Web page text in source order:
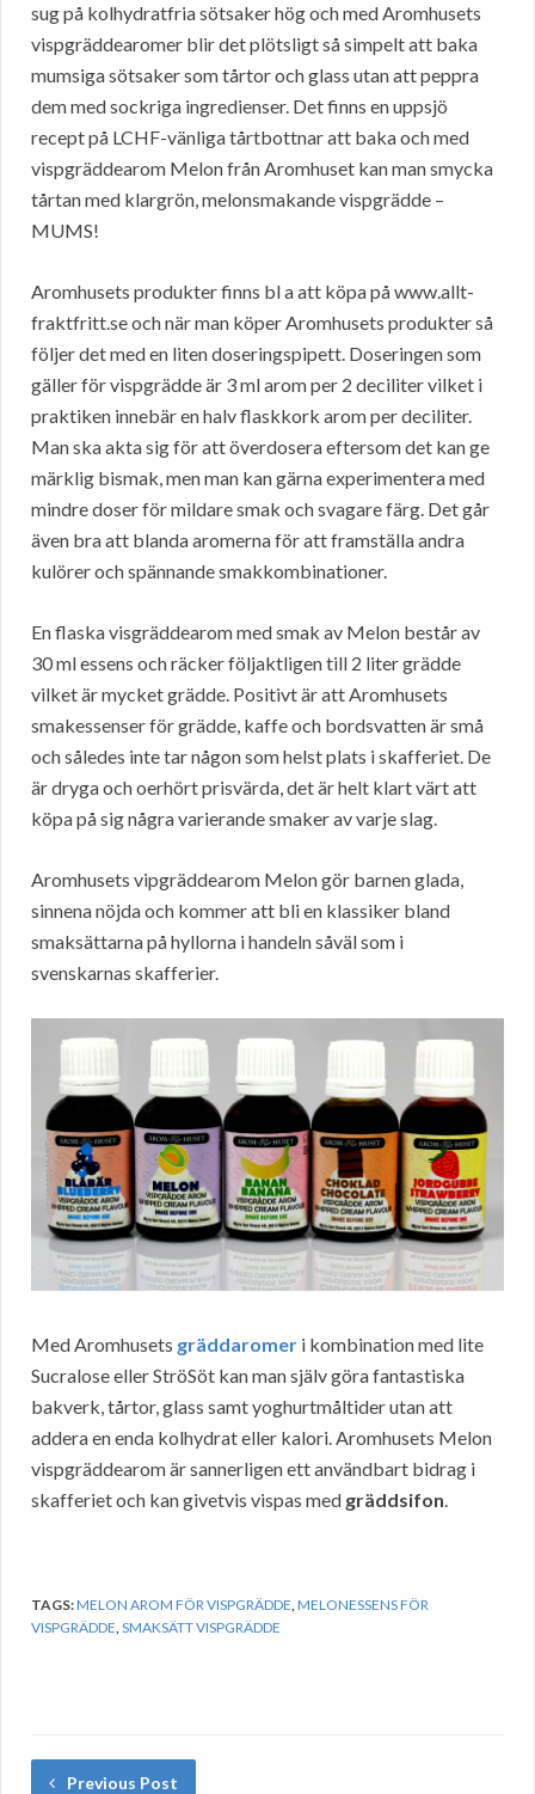
sug på kolhydratfria sötsaker hög och med Aromhusets
vispgräddearomer blir det plötsligt så simpelt att baka
mumsiga sötsaker som tårtor och glass utan att peppra
dem med sockriga ingredienser. Det finns en uppsjö
recept på LCHF-vänliga tårtbottnar att baka och med
vispgräddearom Melon från Aromhuset kan man smycka
tårtan med klargrön, melonsmakande vispgrädde –
MUMS!
Aromhusets produkter finns bl a att köpa på www.allt-
fraktfritt.se och när man köper Aromhusets produkter så
följer det med en liten doseringspipett. Doseringen som
gäller för vispgrädde är 3 ml arom per 2 deciliter vilket i
praktiken innebär en halv flaskkork arom per deciliter.
Man ska akta sig för att överdosera eftersom det kan ge
märklig bismak, men man kan gärna experimentera med
mindre doser för mildare smak och svagare färg. Det går
även bra att blanda aromerna för att framställa andra
kulörer och spännande smakkombinationer.
En flaska visgräddearom med smak av Melon består av
30 ml essens och räcker följaktligen till 2 liter grädde
vilket är mycket grädde. Positivt är att Aromhusets
smakessenser för grädde, kaffe och bordsvatten är små
och således inte tar någon som helst plats i skafferiet. De
är dryga och oerhört prisvärda, det är helt klart värt att
köpa på sig några varierande smaker av varje slag.
Aromhusets vipgräddearom Melon gör barnen glada,
sinnena nöjda och kommer att bli en klassiker bland
smaksättarna på hyllorna i handeln såväl som i
svenskarnas skafferier.
Med Aromhusets gräddaromer i kombination med lite
Sucralose eller StröSöt kan man själv göra fantastiska
bakverk, tårtor, glass samt yoghurtmåltider utan att
addera en enda kolhydrat eller kalori. Aromhusets Melon
vispgräddearom är sannerligen ett användbart bidrag i
skafferiet och kan givetvis vispas med gräddsifon.
TAGS:MELON AROM FÖR VISPGRÄDDE MELONESSENS FÖR
VISPGRÄDDE SMAKSÄTT VISPGRÄDDE
Previous Post